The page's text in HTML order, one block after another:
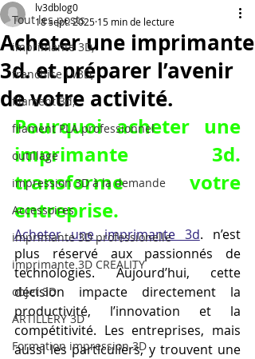
Tout les posts
imprimante 3D,
franchise LV3D,
filament 3d,
filament PLA professionnel
outillage
impression 3D à la demande
Accessoires
imprimante 3D professionelle
imprimante 3D CREALITY
objet 3D
ARTILLERY 3D
Formation impression 3D
Acheter une imprimante
3d. et préparer l’avenir
de votre activité.
lv3dblog0
18 sept. 2025 15 min de lecture
Pourquoi acheter une
imprimante 3d.
transforme votre
entreprise.
Acheter une imprimante 3d. n’est
plus réservé aux passionnés de
technologies. Aujourd’hui, cette
décision impacte directement la
productivité, l’innovation et la
compétitivité. Les entreprises, mais
aussi les particuliers, y trouvent une